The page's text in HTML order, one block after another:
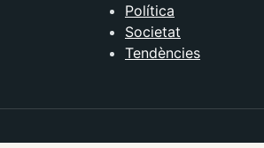
Política
Societat
Tendències